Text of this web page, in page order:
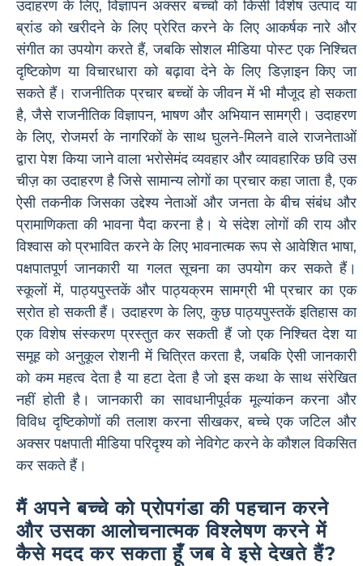
उदाहरण के लिए, विज्ञापन अक्सर बच्चों को किसी विशेष उत्पाद या
ब्रांड को खरीदने के लिए प्रेरित करने के लिए आकर्षक नारे और
संगीत का उपयोग करते हैं, जबकि सोशल मीडिया पोस्ट एक निश्चित
दृष्टिकोण या विचारधारा को बढ़ावा देने के लिए डिज़ाइन किए जा
सकते हैं। राजनीतिक प्रचार बच्चों के जीवन में भी मौजूद हो सकता
है, जैसे राजनीतिक विज्ञापन, भाषण और अभियान सामग्री। उदाहरण
के लिए, रोजमर्रा के नागरिकों के साथ घुलने-मिलने वाले राजनेताओं
द्वारा पेश किया जाने वाला भरोसेमंद व्यवहार और व्यावहारिक छवि उस
चीज़ का उदाहरण है जिसे सामान्य लोगों का प्रचार कहा जाता है, एक
ऐसी तकनीक जिसका उद्देश्य नेताओं और जनता के बीच संबंध और
प्रामाणिकता की भावना पैदा करना है। ये संदेश लोगों की राय और
विश्वास को प्रभावित करने के लिए भावनात्मक रूप से आवेशित भाषा,
पक्षपातपूर्ण जानकारी या गलत सूचना का उपयोग कर सकते हैं।
स्कूलों में, पाठ्यपुस्तकें और पाठ्यक्रम सामग्री भी प्रचार का एक
स्रोत हो सकती हैं। उदाहरण के लिए, कुछ पाठ्यपुस्तकें इतिहास का
एक विशेष संस्करण प्रस्तुत कर सकती हैं जो एक निश्चित देश या
समूह को अनुकूल रोशनी में चित्रित करता है, जबकि ऐसी जानकारी
को कम महत्व देता है या हटा देता है जो इस कथा के साथ संरेखित
नहीं होती है। जानकारी का सावधानीपूर्वक मूल्यांकन करना और
विविध दृष्टिकोणों की तलाश करना सीखकर, बच्चे एक जटिल और
अक्सर पक्षपाती मीडिया परिदृश्य को नेविगेट करने के कौशल विकसित
कर सकते हैं।
मैं अपने बच्चे को प्रोपगंडा की पहचान करने
और उसका आलोचनात्मक विश्लेषण करने में
कैसे मदद कर सकता हूँ जब वे इसे देखते हैं?